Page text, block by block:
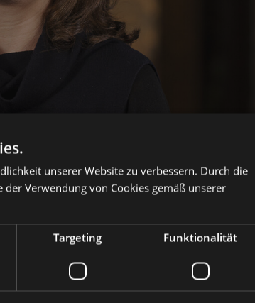
unserer Website zu verbessern. Durch die
Verwendung von Cookies gemäß unserer
Targeting Funktionalität